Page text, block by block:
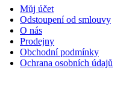
Můj účet
Odstoupení od smlouvy
O nás
Prodejny
Obchodní podmínky
Ochrana osobních údajů